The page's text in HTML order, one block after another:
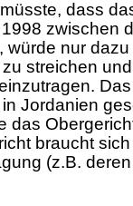
dass
zwischen
würde nur
streichen
Jordanien
das
braucht
(z.B.